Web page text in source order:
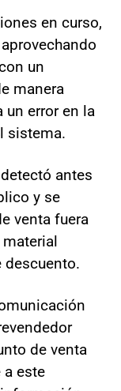
en curso,
un
manera
error en la
sistema.
antes
y se
venta fuera
descuento.
de venta
este